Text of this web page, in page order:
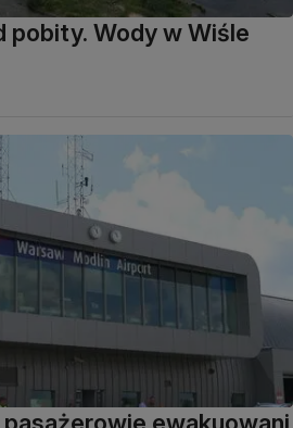
pobity. Wody w Wiśle